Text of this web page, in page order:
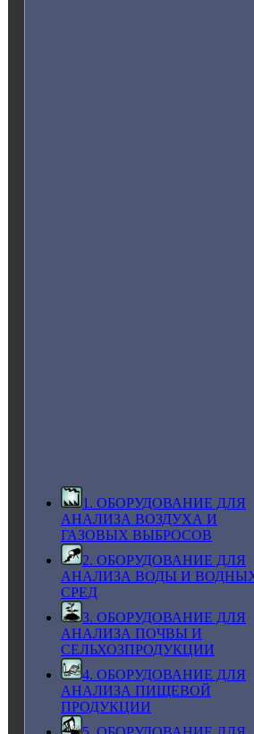
1. ОБОРУДОВАНИЕ ДЛЯ
АНАЛИЗА ВОЗДУХА И
ГАЗОВЫХ ВЫБРОСОВ
2. ОБОРУДОВАНИЕ ДЛЯ
АНАЛИЗА ВОДЫ И
СРЕД
3. ОБОРУДОВАНИЕ ДЛЯ
АНАЛИЗА ПОЧВЫ И
СЕЛЬХОЗПРОДУКЦИИ
4. ОБОРУДОВАНИЕ ДЛЯ
АНАЛИЗА ПИЩЕВОЙ
ПРОДУКЦИИ